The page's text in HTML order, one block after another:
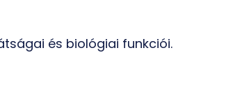
és biológiai funkciói.